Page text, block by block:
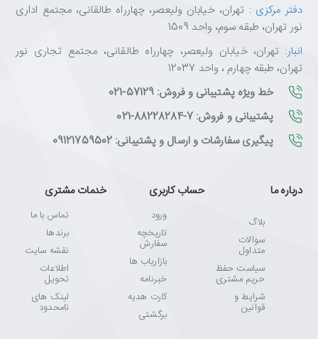
دفتر مرکزی : تهران، خیابان ولیعصر، چهارراه طالقانی، مجتمع اداری
نور تهران، طبقه سوم، واحد 1509
انبار: تهران، خیابان ولیعصر، چهارراه طالقانی، مجتمع تجاری نور
تهران، طبقه چهارم ، واحد 12037
خط ویژه پشتیبانی و فروش: 57129-021
پشتیبانی و فروش: 7-88228284-021
پیگیری سفارشات و ارسال و پشتیبانی: 09121759502
درباره ما
بلاگ
سوالات
متداول
سیاست حفظ
حریم مشتری
شرایط و
قوانین
حساب کاربری
ورود
تاریخچه
سفارش
بازاریاب ها
خبرنامه
کارت هدیه
برگشتی
خدمات مشتری
تماس با ما
برندها
نقشه سایت
اطلاعات
تحویل
لینک های
نامحدود